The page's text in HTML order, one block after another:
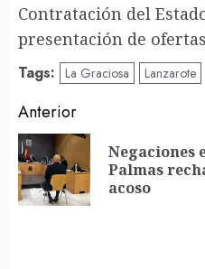
Contratación del
presentación de
Tags: La Graciosa Lanzarote
Post
navigation
Anterior
Negaciones
Palmas
acoso